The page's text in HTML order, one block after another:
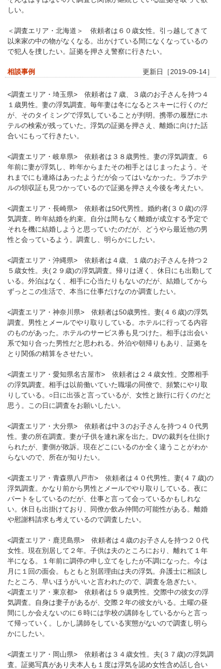
しい。
＜調査エリア・北海道＞ 依頼者は６０歳女性。引っ越してきて
以来家の中の物がなくなる。出かけている間になくなっているの
で犯人を捜したい。証拠を押さえ警察に行きたい。
相談事例 更新日［2019-09-14］
<調査エリア・埼玉県> 依頼者は７歳、３歳のお子さんを持つ４
１歳男性。妻の浮気調査。毎年妻は冬になるとスキーに行くのだ
が、そのタイミングで浮気していることが判明。携帯の履歴にホ
テルの検索が残っていた。浮気の証拠を押さえ、離婚に向けた話
合いにもって行きたい。
<調査エリア・岐阜県> 依頼者は３８歳男性。妻の浮気調査。６
年前に妻が浮気し、昨年からまたその相手とはじまったよう。そ
れまでにも連絡はあったようだが会ってはいなかった。ラブホテ
ルの領収証も見つかっているので証拠を押さえ今後を考えたい。
<調査エリア・長崎県> 依頼者は50代男性。婚約者(３０歳)の浮
気調査。昨年結婚を約束。自分は間もなく離婚が成立する予定で
それを機に結婚しようと思っていたのだが、どうやら最近他の男
性と会っているよう。調査し、明らかにしたい。
<調査エリア・沖縄県> 依頼者は４歳、１歳のお子さんを持つ２
５歳女性。夫(２９歳)の浮気調査。帰りは遅く、休日にも出勤して
いる。外泊はなく、相手に心当たりもないのだが、結婚してから
ずっとこの生活で、本当に仕事だけなのか調査したい。
<調査エリア・神奈川県> 依頼者は50歳男性。妻(４６歳)の浮気
調査。男性とメールでやり取りしている。ホテルに行ってる内容
のものがあった。ホテルのサービス券も見つけた。相手は出会い
系で知り合った男性だと思われる。外泊や朝帰りもあり、証拠を
とり関係の精算をさせたい。
<調査エリア・愛知県名古屋市> 依頼者は２４歳女性。交際相手
の浮気調査。相手は以前働いていた職場の同僚で、頻繁にやり取
りしている。○日に出張と言っているが、女性と旅行に行くのだと
思う。この日に調査をお願いしたい。
<調査エリア・大分県> 依頼者は中３のお子さんを持つ４０代男
性。妻の所在調査。妻が子供を連れ家を出た。DVの裁判を仕掛け
られたが、妻側が敗訴。現在どこにいるのか全く違うことがわか
らないので、所在が知りたい。
<調査エリア・青森県八戸市> 依頼者は４０代男性。妻(４７歳)の
浮気調査。かなり前から男性とメールでやり取りしている。夜に
パートをしているのだが、仕事と言って会っているかもしれな
い。休日も出掛けており、同僚か飲み仲間の可能性がある。離婚
や慰謝料請求も考えているので調査したい。
<調査エリア・鹿児島県> 依頼者は４歳のお子さんを持つ２０代
女性。現在別居して２年。子供は夫のところにおり、離れて１年
半になる。１年前に調停の申し立てをしたが不調になった。今は
月に１回の面会。もともと別居理由は夫の浮気。弁護士に相談し
たところ、早いほうがいいと言われたので、調査を急ぎたい。
<調査エリア・東京都> 依頼者は５９歳男性。交際中の彼女の浮
気調査。自身は妻子があるが、交際２年の彼女がいる。土曜の昼
間にしか会えないのに６時には学校の講師をしているからと言っ
て帰っていく。しかし講師をしている実態がないので調査し明ら
かにしたい。
<調査エリア・岡山県> 依頼者は３４歳女性。夫(３７歳)の浮気調
査。証拠写真があり夫本人も１度は浮気を認め女性含め話し合い